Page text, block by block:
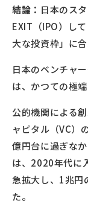
結論： 日本のス
EXIT（IPO）し
大な投資枠」に
日本のベンチャ
は、かつての極
公的機関による
ャピタル（VC）
億円台に過ぎな
は、2020年代に
急拡大し、1兆円
た。